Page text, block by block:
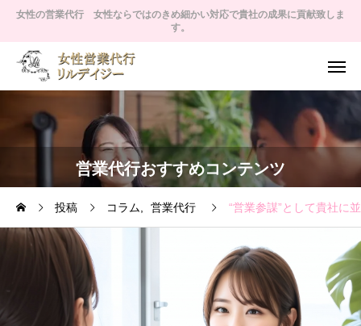
女性の営業代行 女性ならではのきめ細かい対応で貴社の成果に貢献致しま
す。
営業代行おすすめコンテンツ
投稿 コラム 営業代行 “営業参謀”として貴社に